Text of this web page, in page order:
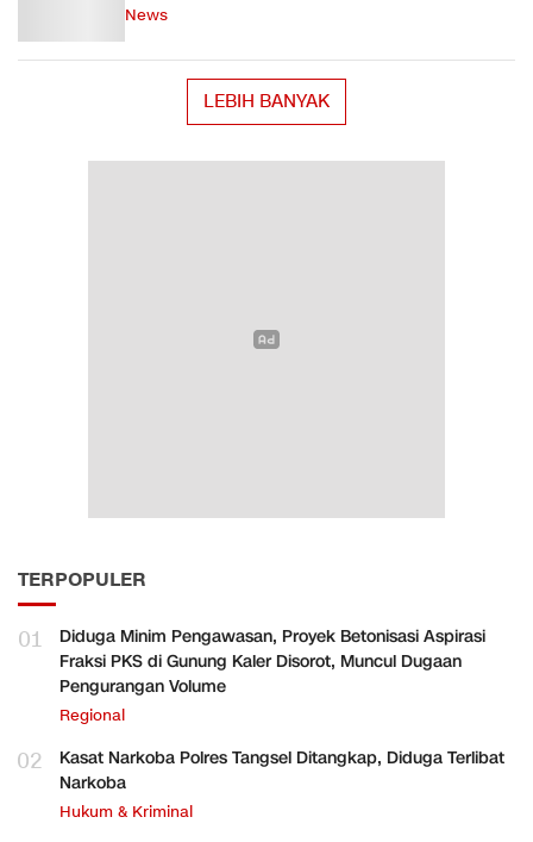
News
LEBIH BANYAK
TERPOPULER
01
Diduga Minim Pengawasan, Proyek Betonisasi Aspirasi
Fraksi PKS di Gunung Kaler Disorot, Muncul Dugaan
Pengurangan Volume
Regional
02
Kasat Narkoba Polres Tangsel Ditangkap, Diduga Terlibat
Narkoba
Hukum & Kriminal